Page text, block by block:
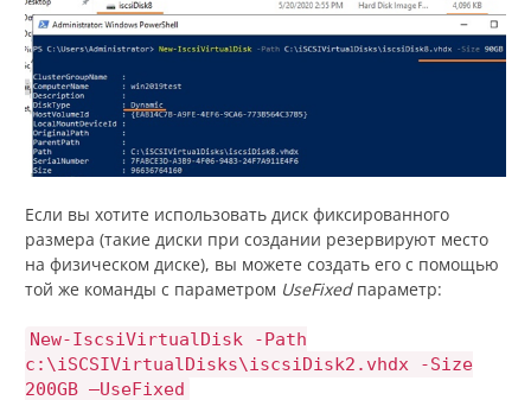
Если вы хотите использовать диск фиксированного
размера (такие диски при создании резервируют место
на физическом диске), вы можете создать его с помощью
той же команды с параметром UseFixedпараметр:
New-IscsiVirtualDisk -Path
c:\iSCSIVirtualDisks\iscsiDisk2.vhdx -Size
200GB –UseFixed